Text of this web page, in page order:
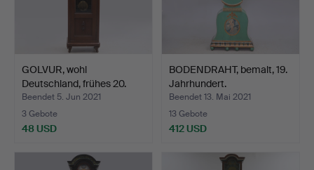
GOLVUR, wohl
Deutschland, frühes 20.
Jahrh…
Beendet 5. Jun 2021
3 Gebote
48 USD
BODENDRAHT, bemalt, 19.
Jahrhundert.
Beendet 13. Mai 2021
13 Gebote
412 USD